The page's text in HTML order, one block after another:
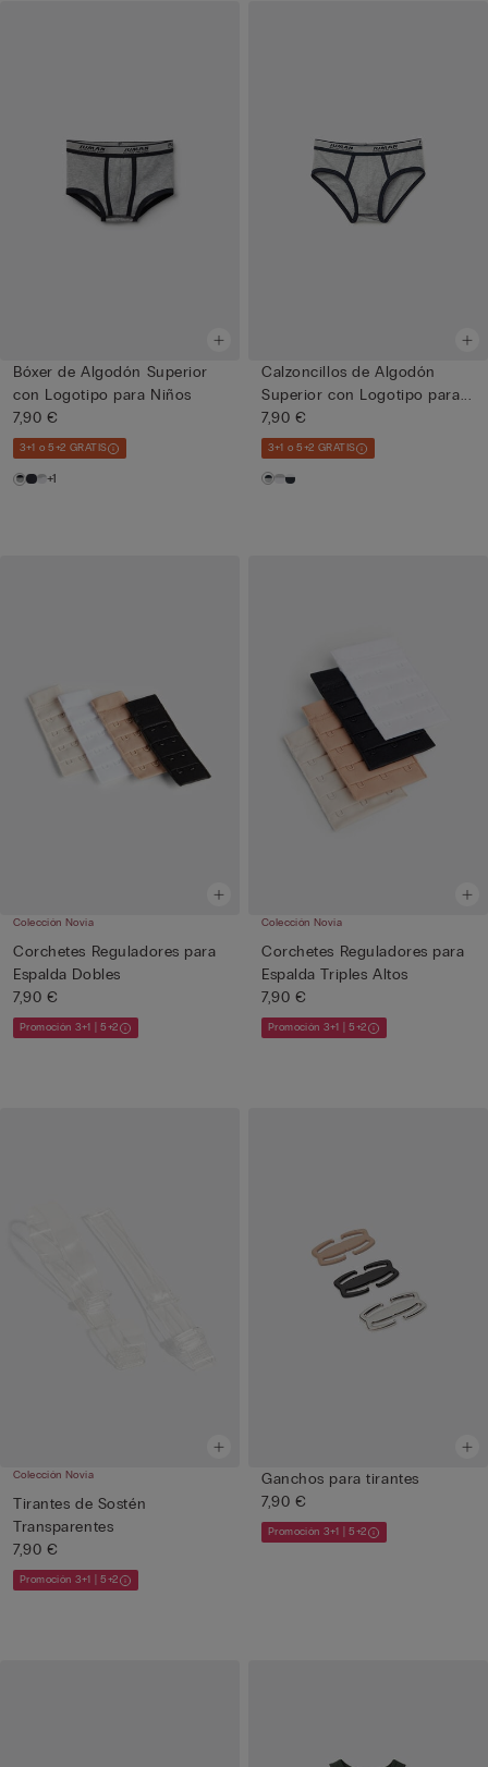
Bóxer de Algodón Superior
con Logotipo para Niños
7,90 €
3+1 o 5+2 GRATIS
+1
Calzoncillos de Algodón
Superior con Logotipo para...
7,90 €
3+1 o 5+2 GRATIS
Colección Novia
Corchetes Reguladores para
Espalda Dobles
7,90 €
Promoción 3+1 | 5+2
Colección Novia
Corchetes Reguladores para
Espalda Triples Altos
7,90 €
Promoción 3+1 | 5+2
Colección Novia
Tirantes de Sostén
Transparentes
7,90 €
Promoción 3+1 | 5+2
Ganchos para tirantes
7,90 €
Promoción 3+1 | 5+2